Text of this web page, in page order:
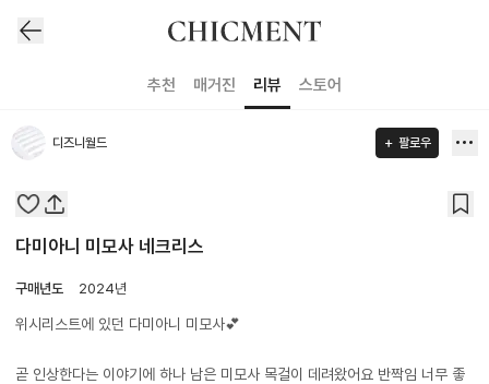
추천 매거진 리뷰 스토어
디즈니월드 팔로우
다미아니 미모사 네크리스
구매년도 2024년
위시리스트에 있던 다미아니 미모사💕
곧 인상한다는 이야기에 하나 남은 미모사 목걸이 데려왔어요 반짝임 너무 좋